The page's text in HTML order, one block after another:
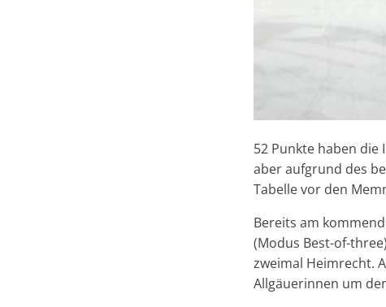
52 Punkte haben die
aber aufgrund des
Tabelle vor den
Bereits am
(Modus Best-of-
zweimal Heimrecht.
Allgäuerinnen um